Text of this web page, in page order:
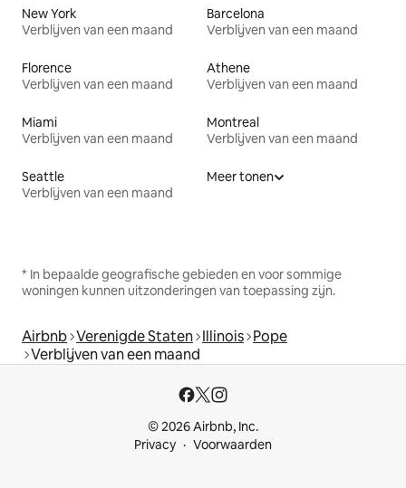
New York
Verblijven van een maand
Barcelona
Verblijven van een maand
Florence
Verblijven van een maand
Athene
Verblijven van een maand
Miami
Verblijven van een maand
Montreal
Verblijven van een maand
Seattle
Verblijven van een maand
Meer tonen
* In bepaalde geografische gebieden en voor sommige
woningen kunnen uitzonderingen van toepassing zijn.
Airbnb Verenigde Staten Illinois Pope
Verblijven van een maand
© 2026 Airbnb, Inc.
Privacy
Voorwaarden